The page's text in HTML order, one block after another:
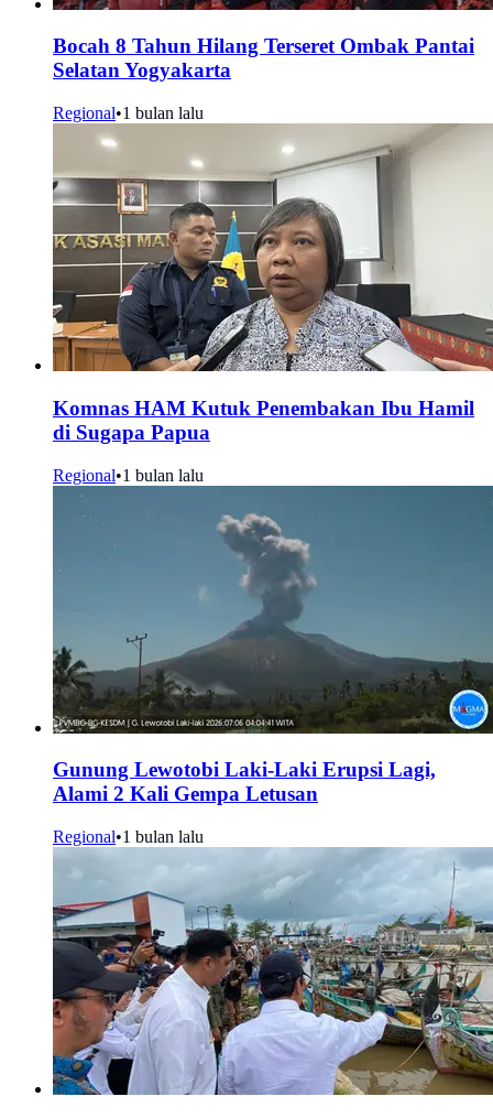
Bocah 8 Tahun Hilang Terseret Ombak Pantai
Selatan Yogyakarta
Regional•1 bulan lalu
Komnas HAM Kutuk Penembakan Ibu Hamil
di Sugapa Papua
Regional•1 bulan lalu
Gunung Lewotobi Laki-Laki Erupsi Lagi,
Alami 2 Kali Gempa Letusan
Regional•1 bulan lalu